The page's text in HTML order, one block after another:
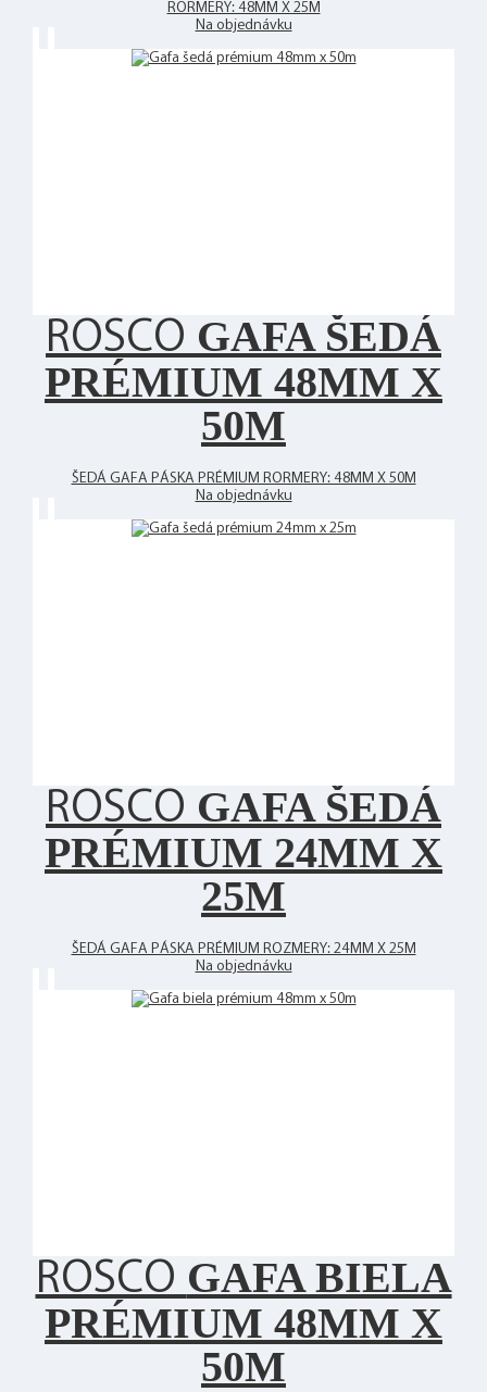
RORMERY: 48MM X 25M
Na objednávku
ROSCO GAFA ŠEDÁ
PRÉMIUM 48MM X
50M
ŠEDÁ GAFA PÁSKA PRÉMIUM RORMERY: 48MM X 50M
Na objednávku
ROSCO GAFA ŠEDÁ
PRÉMIUM 24MM X
25M
ŠEDÁ GAFA PÁSKA PRÉMIUM ROZMERY: 24MM X 25M
Na objednávku
ROSCO GAFA BIELA
PRÉMIUM 48MM X
50M